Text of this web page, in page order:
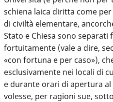
schiena laica diritta come
di civiltà elementare,
Stato e Chiesa sono
fortuitamente (vale a dire,
«con fortuna e per caso»),
esclusivamente nei locali di
e durante orari di apertura
volesse, per ragioni sue,